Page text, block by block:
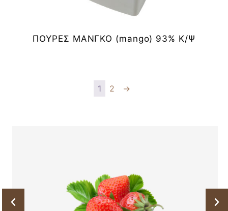
ΠΟΥΡΕΣ ΜΑΝΓΚΟ (mango) 93% Κ/Ψ
1 2 →